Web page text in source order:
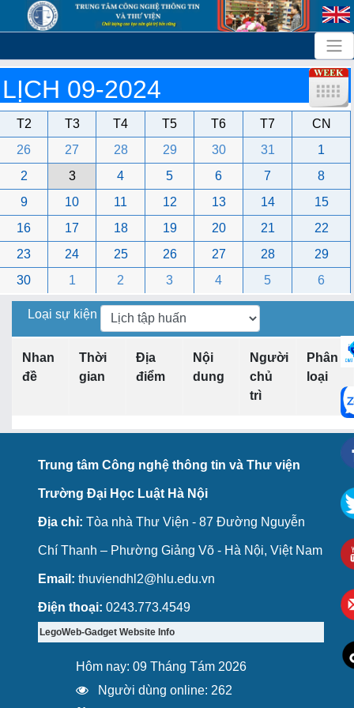
LỊCH 09-2024
T2 T3 T4 T5 T6 T7
CN
26
27 28 29 30 31
1
2
3 4 5 6 7
8
9
10 11 12 13 14
15
16
17 18 19 20 21
22
23
24 25 26 27 28
29
30
1 2 3 4 5 6
Loại sự kiện
Nhan
đề
Thời
gian
Địa
điểm
Nội
dung
Người
chủ
trì
Phân
loại
Trung tâm Công nghệ thông tin và Thư viện
Trường Đại Học Luật Hà Nội
Địa chỉ: Tòa nhà Thư Viện - 87 Đường Nguyễn
Chí Thanh – Phường Giảng Võ - Hà Nội, Việt Nam
Email: thuviendhl2@hlu.edu.vn
Điện thoại: 0243.773.4549
LegoWeb-Gadget Website Info
Hôm nay: 09 Tháng Tám 2026
Người dùng online: 262